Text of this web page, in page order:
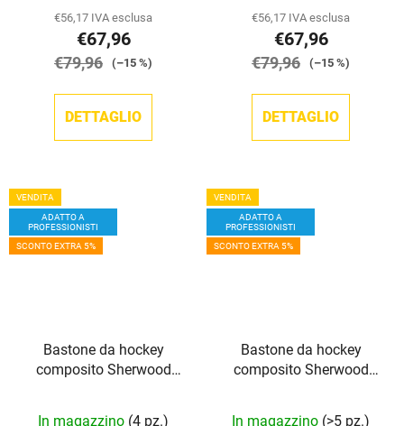
€56,17 IVA esclusa
€67,96
€79,96 (–15 %)
DETTAGLIO
€56,17 IVA esclusa
€67,96
€79,96 (–15 %)
DETTAGLIO
VENDITA
ADATTO A
PROFESSIONISTI
SCONTO EXTRA 5%
Bastone da hockey
composito Sherwood
In magazzino (4 pz.)
VENDITA
ADATTO A
PROFESSIONISTI
SCONTO EXTRA 5%
Bastone da hockey
composito Sherwood
In magazzino (>5 pz.)